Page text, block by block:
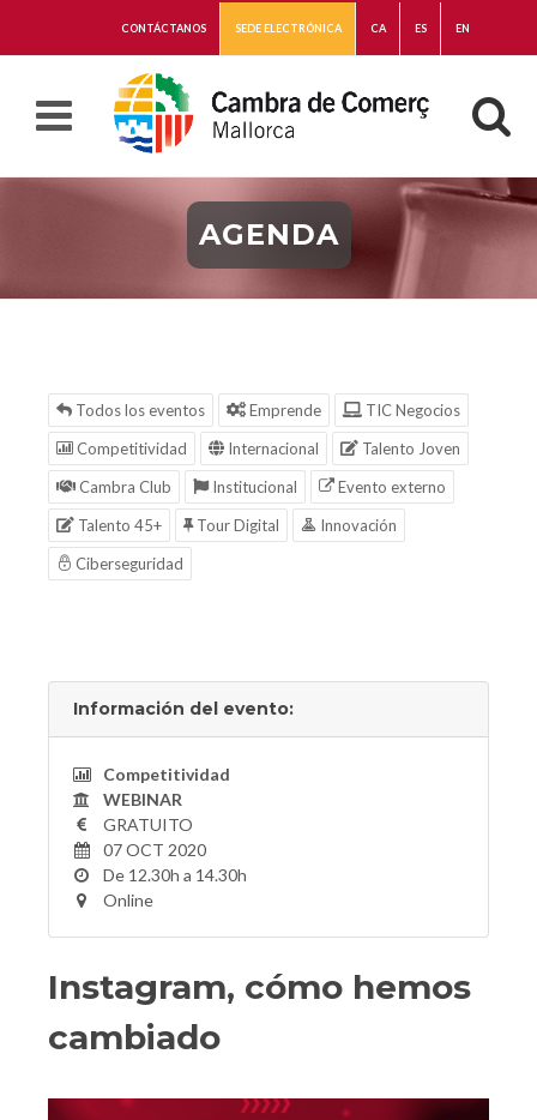
CONTÁCTANOS SEDE ELECTRÓNICA CA ES EN
AGENDA
Todos los eventos Emprende
TIC Negocios
Competitividad
Internacional
Talento Joven
Cambra Club
Institucional
Evento externo
Talento 45+
Tour Digital
Innovación
Ciberseguridad
Información del evento:
Competitividad
WEBINAR
GRATUITO
07 OCT 2020
De 12.30h a 14.30h
Online
Instagram, cómo hemos
cambiado